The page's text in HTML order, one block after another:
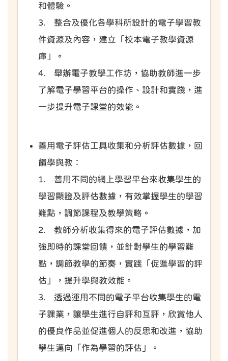
和體驗。
3. 整合及優化各學科所設計的電子學習教
件資源及內容，建立「校本電子教學資源
庫」。
4. 舉辦電子教學工作坊，協助教師進一步
了解電子學習平台的操作、設計和實踐，進
一步提升電子課堂的效能。
善用電子評估工具收集和分析評估數據，回
饋學與教：
1. 善用不同的網上學習平台來收集學生的
學習顯證及評估數據，有效掌握學生的學習
難點，調節課程及教學策略。
2. 教師分析收集得來的電子評估數據，加
強即時的課堂回饋，並針對學生的學習難
點，調節教學的節奏，實踐「促進學習的評
估」，提升學與教效能。
3. 透過運用不同的電子平台收集學生的電
子課業，讓學生進行自評和互評，欣賞他人
的優良作品並促進個人的反思和改進，協助
學生邁向「作為學習的評估」。